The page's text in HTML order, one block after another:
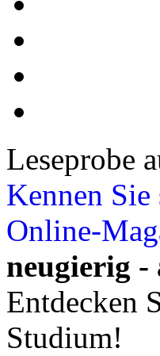
Leseprobe
Kennen Sie
Online-
neugierig
Entdecken
Studium!